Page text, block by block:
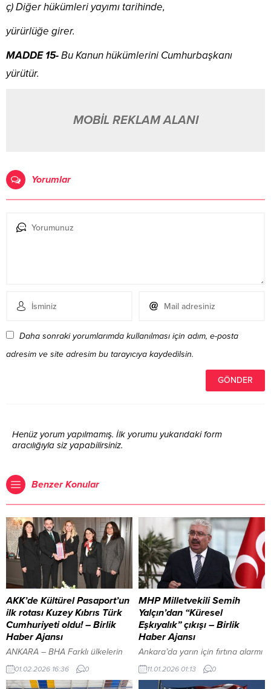
ç) Diğer hükümleri yayımı tarihinde,
yürürlüğe girer.
MADDE 15-Bu Kanun hükümlerini Cumhurbaşkanı
yürütür.
MOBİL REKLAM ALANI
Yorumlar
Daha sonraki yorumlarımda kullanılması için adım, e-posta
adresim ve site adresim bu tarayıcıya kaydedilsin.
Henüz yorum yapılmamış. İlk yorumu yukarıdaki form
aracılığıyla siz yapabilirsiniz.
Benzer Konular
AKK’de Kültürel Pasaport’un
ilk rotası Kuzey Kıbrıs Türk
Cumhuriyeti oldu! – Birlik
Haber Ajansı
ANKARA – BHA Farklı ülkelerin
kültürünü, yöresel lezzetlerini
başkentlilere tanıtmak ve ülkeler
01.02.2026 16:36 0
MHP Milletvekili Semih
Yalçın’dan “Küresel
Eşkıyalık” çıkışı – Birlik
Haber Ajansı
Ankara’da yarın için fırtına alarmı
verildi İçeriği Görüntüle YAZI
ARASI REKLAM ALANI MELTEM
11.01.2026 01:13 0